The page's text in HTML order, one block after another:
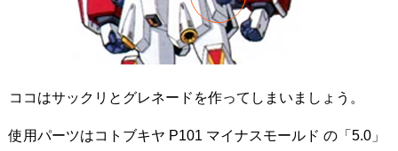
ココはサックリとグレネードを作ってしまいましょう。
使用パーツはコトブキヤ P101 マイナスモールド の「5.0」